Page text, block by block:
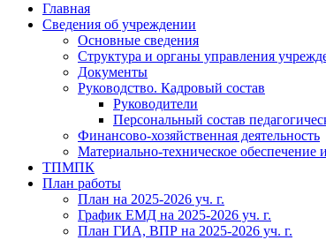
Главная
Сведения об учреждении
Основные сведения
Структура и органы управления
Документы
Руководство. Кадровый состав
Руководители
Персональный состав
Финансово-хозяйственная деятельность
Материально-техническое обеспечение
ТПМПК
План работы
План на 2025-2026 уч. г.
График ЕМД на 2025-2026 уч. г.
План ГИА, ВПР на 2025-2026 уч. г.